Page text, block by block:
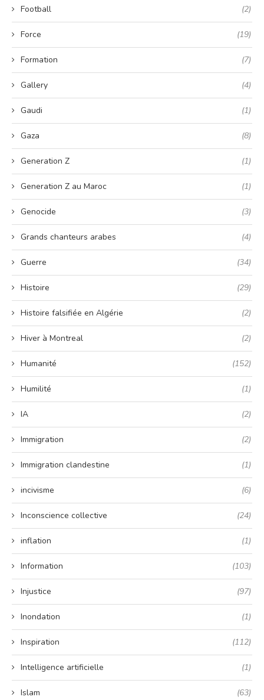
Football (2)
Force (19)
Formation (7)
Gallery (4)
Gaudi (1)
Gaza (8)
Generation Z (1)
Generation Z au Maroc (1)
Genocide (3)
Grands chanteurs arabes (4)
Guerre (34)
Histoire (29)
Histoire falsifiée en Algérie (2)
Hiver à Montreal (2)
Humanité (152)
Humilité (1)
IA (2)
Immigration (2)
Immigration clandestine (1)
incivisme (6)
Inconscience collective (24)
inflation (1)
Information (103)
Injustice (97)
Inondation (1)
Inspiration (112)
Intelligence artificielle (1)
Islam (63)